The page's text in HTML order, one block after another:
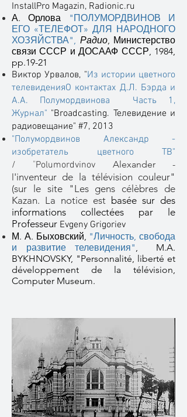
InstallPro Magazin, Radionic.ru
А. Орлова
"ПОЛУМОРДВИНОВ И
ЕГО «ТЕЛЕФОТ» ДЛЯ НАРОДНОГО
ХОЗЯЙСТВА", Радио, Министерство
связи СССР и ДОСААФ СССР, 1984,
pp.19-21
Виктор Урвалов, "Из истории цветного
телевиденияО контактах Д.Л. Бэрда и
А.А. Полумордвинова Часть 1,
Журнал" "Broadcasting. Телевидение и
радиовещание" #7, 2013
"Полумордвинов Александр -
изобретатель цветного ТВ"
/ "Polumordvinov Alexander -
l'inventeur de la télévision couleur"
(sur le site "Les gens célèbres de
Kazan. La notice est basée sur des
informations collectées par le
Professeur Evgeny Grigoriev
М. А. Быховский, "Личность, свобода
и развитие телевидения", M.A.
BYKHNOVSKY, "Personnalité, liberté et
développement de la télévision,
Computer Museum.